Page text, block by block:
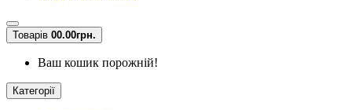
Товарів 00.00грн.
Ваш кошик порожній!
Категорії